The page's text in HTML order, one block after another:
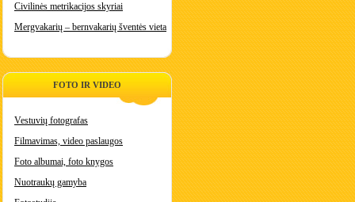
Civilinės metrikacijos skyriai
Mergvakarių – bernvakarių šventės vieta
FOTO IR VIDEO
Vestuvių fotografas
Filmavimas, video paslaugos
Foto albumai, foto knygos
Nuotraukų gamyba